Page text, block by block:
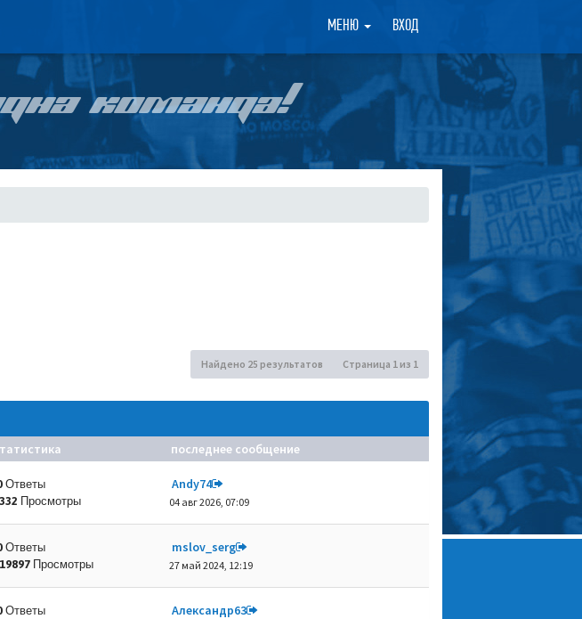
МЕНЮ ВХОД ×
КОМАНДА!
Найдено 25 результатов Страница 1из 1
последнее сообщение
Ответы
332 Просмотры
Andy74
04 авг 2026, 07:09
Ответы
19897 Просмотры
mslov_serg
27 май 2024, 12:19
Ответы
Александр63